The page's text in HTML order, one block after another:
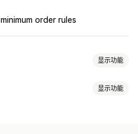
minimum order rules
显示功能
显示功能